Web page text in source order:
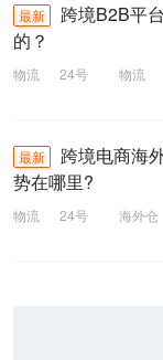
最新
跨境B2B平
的？
物流 24号 物流
最新
跨境电商海
势在哪里?
物流 24号 海外仓